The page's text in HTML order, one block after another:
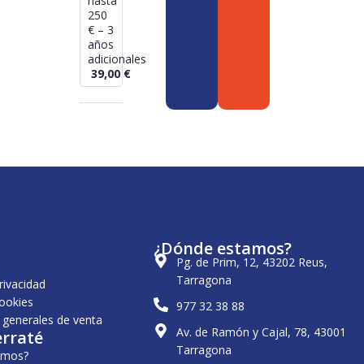
250
€ – 3
años
adicionales
39,00 €
de venta
¿Dónde estamos?
Pg. de Prim, 12, 43202 Reus,
Tarragona
977 32 38 88
Av. de Ramón y Cajal, 78, 43001
Tarragona